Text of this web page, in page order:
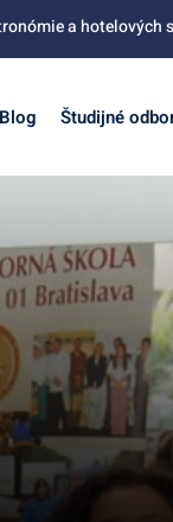
a hotelových
Blog Študijné